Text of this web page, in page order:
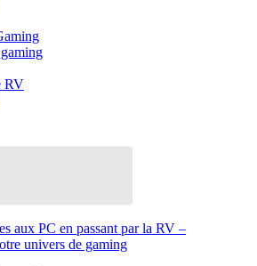
RV
aux PC en passant par la RV –
univers de gaming